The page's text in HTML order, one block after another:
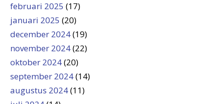
februari 2025 (17)
januari 2025 (20)
december 2024(19)
november 2024(22)
oktober 2024(20)
september 2024(14)
augustus 2024(11)